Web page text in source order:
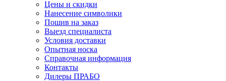
Цены и скидки
Нанесение символики
Пошив на заказ
Выезд специалиста
Условия доставки
Опытная носка
Справочная информация
Контакты
Дилеры ПРАБО